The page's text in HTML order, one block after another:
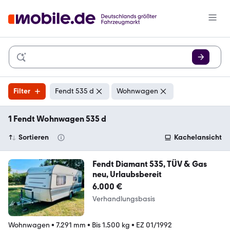
Filter Fendt 535 d Wohnwagen
1 Fendt Wohnwagen 535 d
Sortieren Kachelansicht
Fendt Diamant 535, TÜV & Gas
neu, Urlaubsbereit
6.000 €
Verhandlungsbasis
Wohnwagen • 7.291 mm • Bis 1.500 kg • EZ 01/1992